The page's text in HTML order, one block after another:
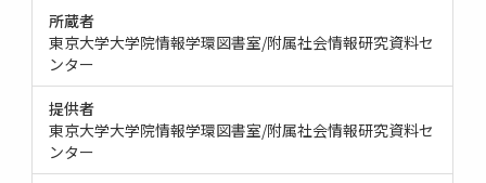
所蔵者
東京大学大学院情報学環図書室/附属社会情報研究資料セ
ンター
提供者
東京大学大学院情報学環図書室/附属社会情報研究資料セ
ンター